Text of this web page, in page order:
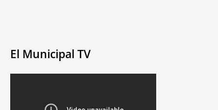
El Municipal TV